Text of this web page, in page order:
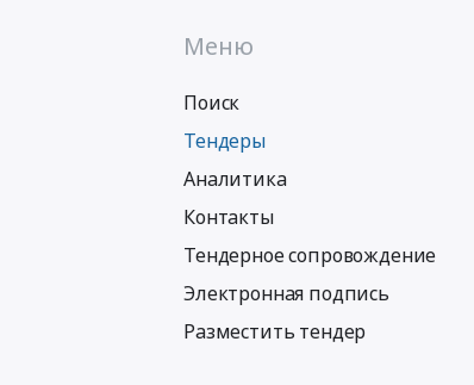
Меню
Поиск
Тендеры
Аналитика
Контакты
Тендерное сопровождение
Электронная подпись
Разместить тендер